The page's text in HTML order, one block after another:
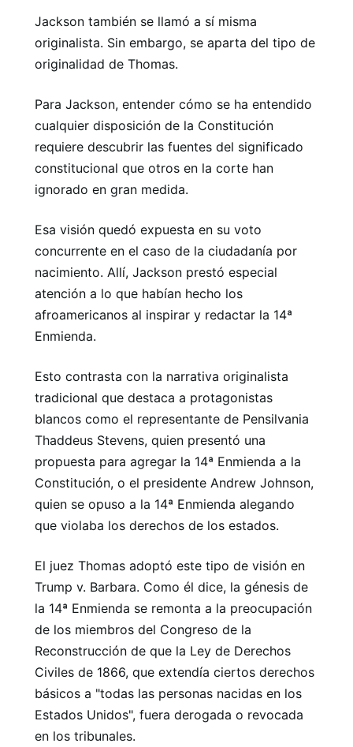
Jackson también se llamó a sí misma
originalista. Sin embargo, se aparta del tipo de
originalidad de Thomas.
Para Jackson, entender cómo se ha entendido
cualquier disposición de la Constitución
requiere descubrir las fuentes del significado
constitucional que otros en la corte han
ignorado en gran medida.
Esa visión quedó expuesta en su voto
concurrente en el caso de la ciudadanía por
nacimiento. Allí, Jackson prestó especial
atención a lo que habían hecho los
afroamericanos al inspirar y redactar la 14ª
Enmienda.
Esto contrasta con la narrativa originalista
tradicional que destaca a protagonistas
blancos como el representante de Pensilvania
Thaddeus Stevens, quien presentó una
propuesta para agregar la 14ª Enmienda a la
Constitución, o el presidente Andrew Johnson,
quien se opuso a la 14ª Enmienda alegando
que violaba los derechos de los estados.
El juez Thomas adoptó este tipo de visión en
Trump v. Barbara. Como él dice, la génesis de
la 14ª Enmienda se remonta a la preocupación
de los miembros del Congreso de la
Reconstrucción de que la Ley de Derechos
Civiles de 1866, que extendía ciertos derechos
básicos a "todas las personas nacidas en los
Estados Unidos", fuera derogada o revocada
en los tribunales.